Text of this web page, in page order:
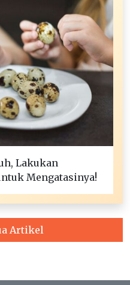
Lakukan
Mengatasinya!
Artikel